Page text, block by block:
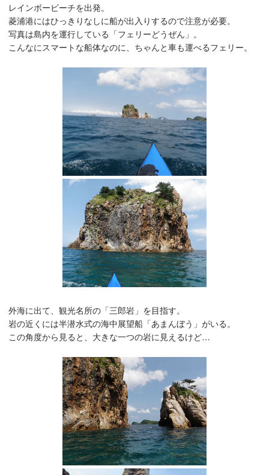
レインボービーチを出発。
菱浦港にはひっきりなしに船が出入りするので注意が必要。
写真は島内を運行している「フェリーどうぜん」。
こんなにスマートな船体なのに、ちゃんと車も運べるフェリー。
外海に出て、観光名所の「三郎岩」を目指す。
岩の近くには半潜水式の海中展望船「あまんぼう」がいる。
この角度から見ると、大きな一つの岩に見えるけど…